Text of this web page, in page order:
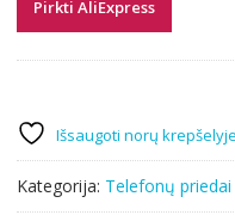
Pirkti AliExpress
Išsaugoti norų krepšelyje
Kategorija: Telefonų priedai